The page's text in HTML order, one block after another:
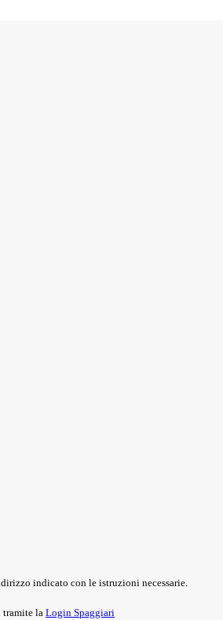
indicato con le istruzioni necessarie.
tramite la Login Spaggiari